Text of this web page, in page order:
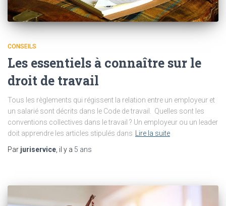
CONSEILS
Les essentiels à connaître sur le
droit de travail
Tous les règlements qui régissent la relation entre un employeur et
un salarié sont décrits dans le Code de travail. Quelles sont les
conventions collectives dans le travail ? Un employeur ou un leader
doit apprendre les articles stipulés dans Lire la suite
Par juriservice, il y a 5 ans